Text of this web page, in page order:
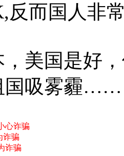
反而国人非
美国是好
国吸雾霾……
心诈骗
诈骗
诈骗